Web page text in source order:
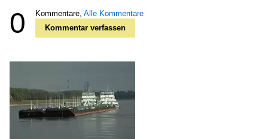
0 Kommentare, Alle Kommentare
Kommentar verfassen